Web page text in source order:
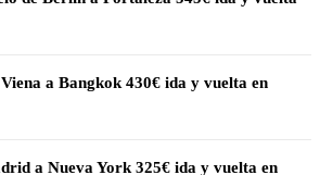
a Bangkok 430€ ida y vuelta en
a Nueva York 325€ ida y vuelta en